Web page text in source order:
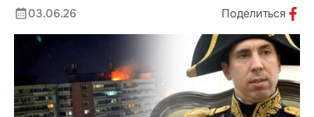
03.06.26 Поделиться